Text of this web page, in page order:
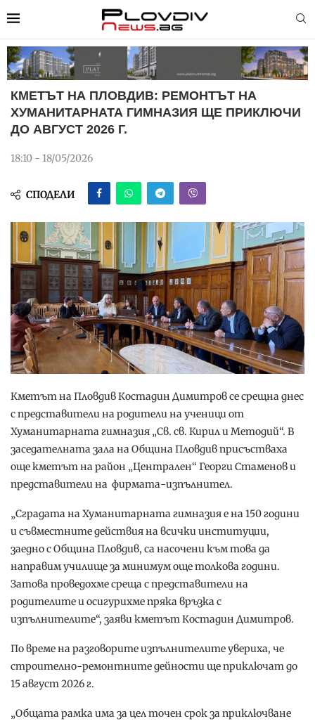
КМЕТЪТ НА ПЛОВДИВ: РЕМОНТЪТ НА
ХУМАНИТАРНАТА ГИМНАЗИЯ ЩЕ ПРИКЛЮЧИ
ДО АВГУСТ 2026 Г.
18:10 - 18/05/2026
СПОДЕЛИ
Кметът на Пловдив Костадин Димитров се срещна днес
с представители на родители на ученици от
Хуманитарната гимназия „Св. св. Кирил и Методий“. В
заседателната зала на Община Пловдив присъстваха
още кметът на район „Централен“ Георги Стаменов и
представители на фирмата-изпълнител.
„Сградата на Хуманитарната гимназия е на 150 години
и съвместните действия на всички институции,
заедно с Община Пловдив, са насочени към това да
направим училище за минимум още толкова години.
Затова проведохме среща с представители на
родителите и осигурихме пряка връзка с
изпълнителите“, заяви кметът Костадин Димитров.
По време на разговорите изпълнителите увериха, че
строително-ремонтните дейности ще приключат до
15 август 2026 г.
„Общата рамка има за цел точен срок за приключване